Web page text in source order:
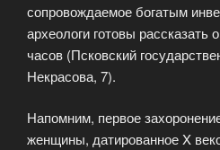
сопровождаемое богатым
археологи готовы рассказать
часов (Псковский
Некрасова, 7).
Напомним, первое
женщины, датированное X